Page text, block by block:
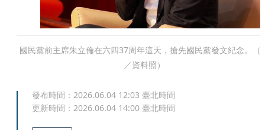
國民黨前主席朱立倫在六四37周年這天，搶先國民黨發文紀念。（
／資料照）
發布時間： 2026.06.04 12:03 臺北時間
更新時間： 2026.06.04 14:00 臺北時間